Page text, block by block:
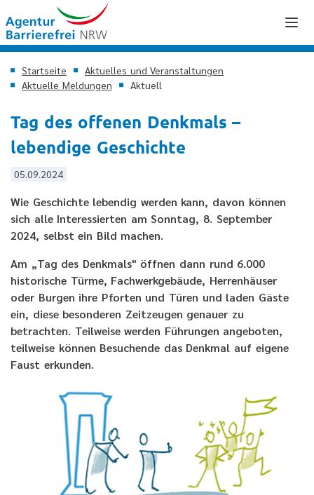
Startseite
Aktuelles und Veranstaltungen
Aktuelle Meldungen
Aktuell
Tag des offenen Denkmals –
lebendige Geschichte
05.09.2024
Wie Geschichte lebendig werden kann, davon können
sich alle Interessierten am Sonntag, 8. September
2024, selbst ein Bild machen.
Am „Tag des Denkmals" öffnen dann rund 6.000
historische Türme, Fachwerkgebäude, Herrenhäuser
oder Burgen ihre Pforten und Türen und laden Gäste
ein, diese besonderen Zeitzeugen genauer zu
betrachten. Teilweise werden Führungen angeboten,
teilweise können Besuchende das Denkmal auf eigene
Faust erkunden.